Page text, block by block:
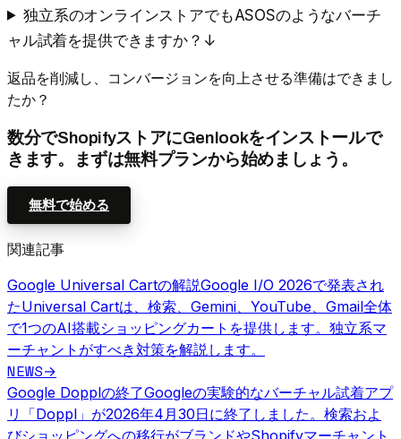
独立系のオンラインストアでもASOSのようなバーチ
ャル試着を提供できますか？ ↓
返品を削減し、コンバージョンを向上させる準備はできまし
たか？
数分でShopifyストアにGenlookをインストールで
きます。まずは無料プランから始めましょう。
無料で始める
関連記事
Google Universal Cartの解説Google I/O 2026で発表され
たUniversal Cartは、検索、Gemini、YouTube、Gmail全体
で1つのAI搭載ショッピングカートを提供します。独立系マ
ーチャントがすべき対策を解説します。
NEWS→
Google Dopplの終了Googleの実験的なバーチャル試着アプ
リ「Doppl」が2026年4月30日に終了しました。検索およ